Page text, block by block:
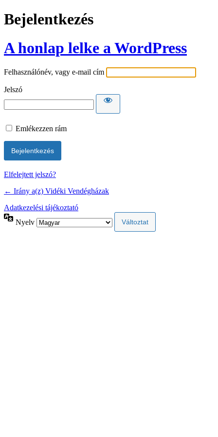
Bejelentkezés
A honlap lelke a WordPress
Felhasználónév, vagy e-mail cím
Jelszó
Emlékezzen rám
Elfelejtett jelszó?
← Irány a(z) Vidéki Vendégházak
Adatkezelési tájékoztató
Nyelv